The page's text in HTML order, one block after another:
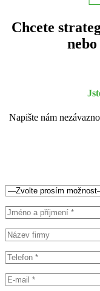
Chcete
Napište nám